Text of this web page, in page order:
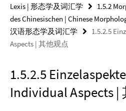
Lexis | 形态学及词汇学
1.5.2
des Chinesischen | Chinese
汉语形态学及词汇学
1.5.2.5
Aspects | 其他观点
1.5.2.5
Individual Aspects |